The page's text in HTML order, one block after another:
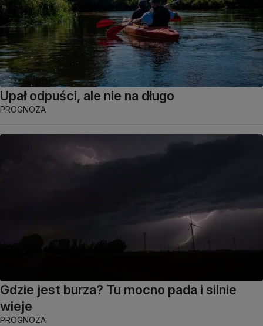
Upał odpuści, ale nie na długo
PROGNOZA
Gdzie jest burza? Tu mocno pada i silnie
wieje
PROGNOZA